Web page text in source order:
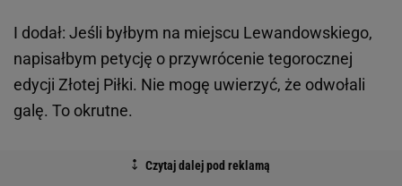
I dodał: Jeśli byłbym na miejscu Lewandowskiego,
napisałbym petycję o przywrócenie tegorocznej
edycji Złotej Piłki. Nie mogę uwierzyć, że odwołali
galę. To okrutne.